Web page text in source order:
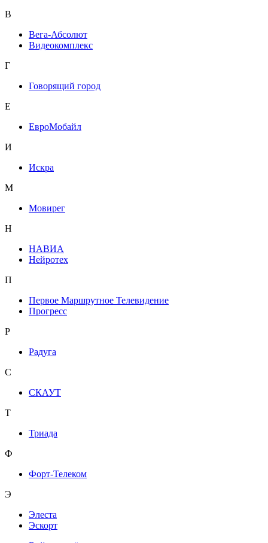
В
Вега-Абсолют
Видеокомплекс
Г
Говорящий город
Е
ЕвроМобайл
И
Искра
М
Мовирег
Н
НАВИА
Нейротех
П
Первое Маршрутное Телевидение
Прогресс
Р
Радуга
С
СКАУТ
Т
Триада
Ф
Форт-Телеком
Э
Элеста
Эскорт